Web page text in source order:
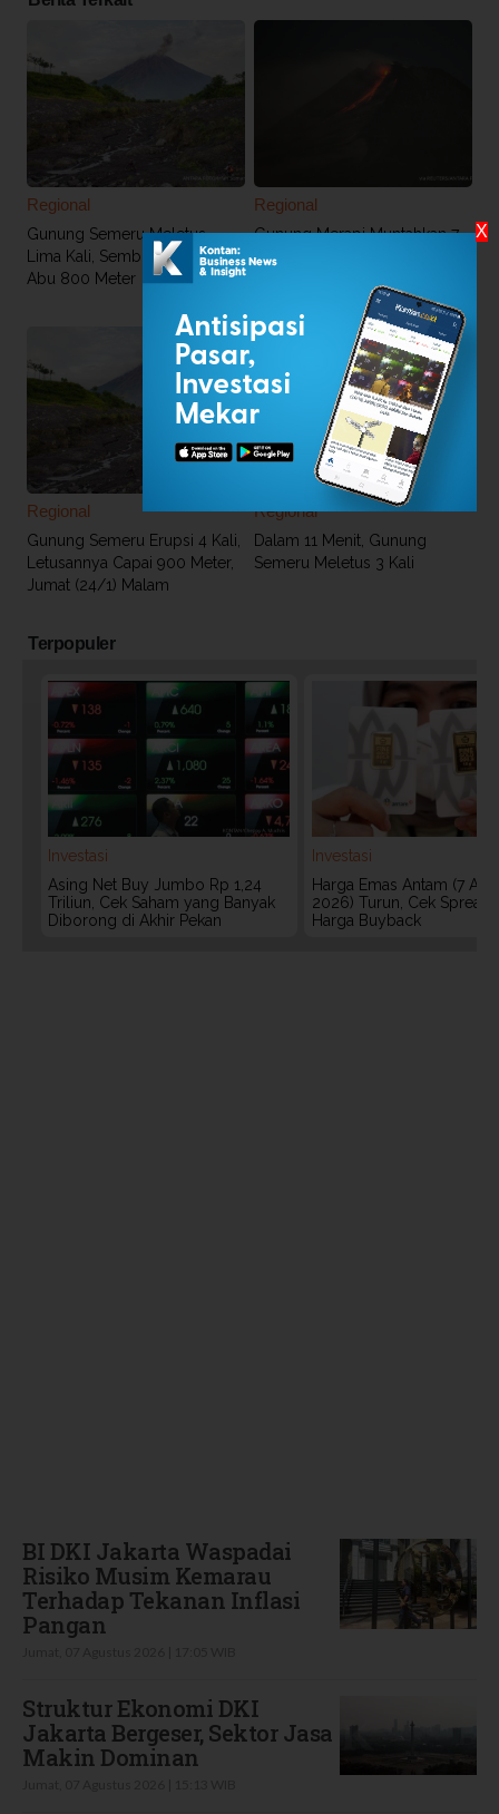
Regional
Gunung Semeru Meletus
Lima Kali, Semburkan Kolom
Abu 800 Meter
Regional
Gunung Merapi Muntahkan 7
Kali Guguran Lava Dalam 6
Regional
Gunung Semeru Erupsi 4 Kali,
Letusannya Capai 900 Meter,
Jumat (24/1) Malam
Regional
Dalam 11 Menit, Gunung
Semeru Meletus 3 Kali
Terpopuler
Investasi
Asing Net Buy Jumbo Rp 1,24
Triliun, Cek Saham yang Banyak
Diborong di Akhir Pekan
Investasi
Harga Emas Antam (7
2026) Turun, Cek Spread
Harga Buyback
BI DKI Jakarta Waspadai
Risiko Musim Kemarau
Terhadap Tekanan Inflasi
Pangan
Struktur Ekonomi DKI
Jakarta Bergeser, Sektor Jasa
Makin Dominan
X